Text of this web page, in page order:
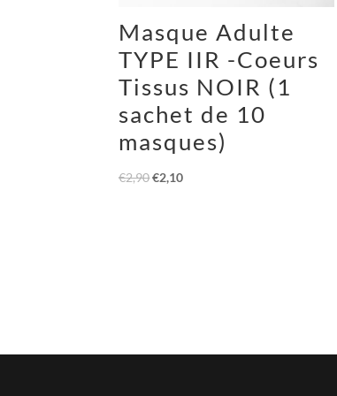
Masque Adulte
TYPE IIR -Coeurs
Tissus NOIR (1
sachet de 10
masques)
€2,90€2,10